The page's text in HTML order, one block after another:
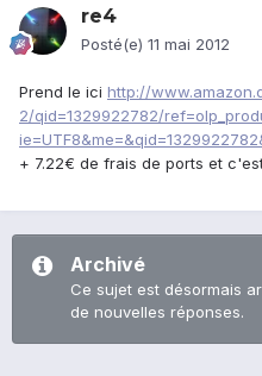
re4
Posté(e) 11 mai 2012
Prend le ici http://
2/qid=1329922782/
+ 7.22€ de frais de ports et
Archivé
Ce sujet est désormais
de nouvelles réponses.